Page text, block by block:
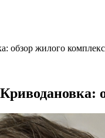
обзор жилого